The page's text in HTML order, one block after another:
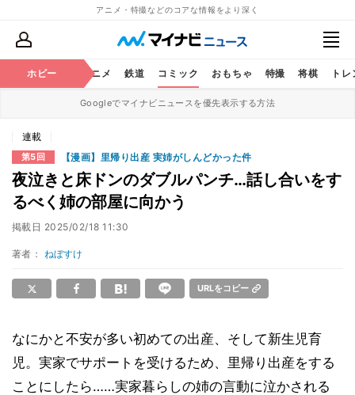
アニメ・特撮などのコアな情報をより深く
ホビー アニメ 鉄道 コミック おもちゃ 特撮 将棋 ト
Googleでマイナビニュースを優先表示する方法
連載
第5回 【漫画】里帰り出産 実姉がしんどかった件
夜泣きと床ドンのダブルパンチ…話し合いをす
るべく姉の部屋に向かう
掲載日 2025/02/18 11:30
著者： ねぼすけ
URLをコピー
なにかと不安が多い初めての出産、そして新生児育
児。実家でサポートを受けるため、里帰り出産をする
ことにしたら……実家暮らしの姉の言動に泣かされる